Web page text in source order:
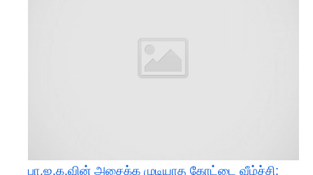
பா.ஜ.க.வின் அசைக்க முடியாத கோட்டை வீழ்ச்சி: